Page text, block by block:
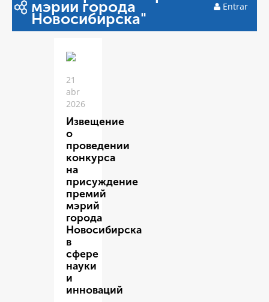
мэрии города
Новосибирска"
Entrar
21
abr
2026
Извещение
о
проведении
конкурса
на
присуждение
премий
мэрий
города
Новосибирска
в
сфере
науки
и
инноваций